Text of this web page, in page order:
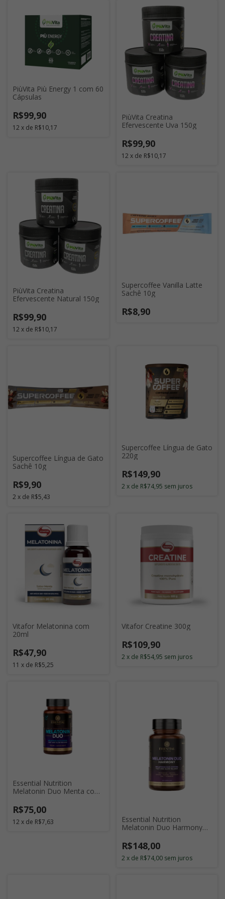
PiùVita Più Energy 1 com 60
Cápsulas
R$99,90
12 x de R$10,17
PiùVita Creatina
Efervescente Uva 150g
R$99,90
12 x de R$10,17
PiùVita Creatina
Efervescente Natural 150g
R$99,90
12 x de R$10,17
Supercoffee Vanilla Latte
Sachê 10g
R$8,90
Supercoffee Língua de Gato
Sachê 10g
R$9,90
2 x de R$5,43
Supercoffee Língua de Gato
220g
R$149,90
2 x de R$74,95 sem juros
Vitafor Melatonina com
20ml
R$47,90
11 x de R$5,25
Vitafor Creatine 300g
R$109,90
2 x de R$54,95 sem juros
Essential Nutrition
Melatonin Duo Menta com
R$75,00
12 x de R$7,63
Essential Nutrition
Melatonin Duo Harmony
R$148,00
2 x de R$74,00 sem juros